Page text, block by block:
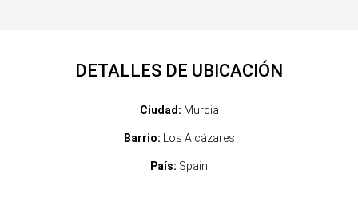
DETALLES DE UBICACIÓN
Ciudad: Murcia
Barrio: Los Alcázares
País: Spain